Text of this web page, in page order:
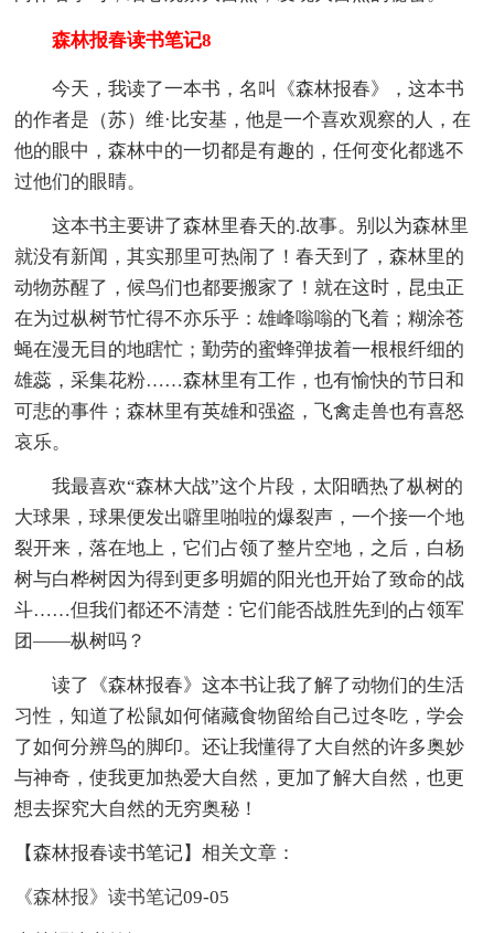
森林报春读书笔记8
今天，我读了一本书，名叫《森林报春》，这本书
的作者是（苏）维·比安基，他是一个喜欢观察的人，在
他的眼中，森林中的一切都是有趣的，任何变化都逃不
过他们的眼睛。
这本书主要讲了森林里春天的.故事。别以为森林里
就没有新闻，其实那里可热闹了！春天到了，森林里的
动物苏醒了，候鸟们也都要搬家了！就在这时，昆虫正
在为过枞树节忙得不亦乐乎：雄峰嗡嗡的飞着；糊涂苍
蝇在漫无目的地瞎忙；勤劳的蜜蜂弹拔着一根根纤细的
雄蕊，采集花粉……森林里有工作，也有愉快的节日和
可悲的事件；森林里有英雄和强盗，飞禽走兽也有喜怒
哀乐。
我最喜欢“森林大战”这个片段，太阳晒热了枞树的
大球果，球果便发出噼里啪啦的爆裂声，一个接一个地
裂开来，落在地上，它们占领了整片空地，之后，白杨
树与白桦树因为得到更多明媚的阳光也开始了致命的战
斗……但我们都还不清楚：它们能否战胜先到的占领军
团——枞树吗？
读了《森林报春》这本书让我了解了动物们的生活
习性，知道了松鼠如何储藏食物留给自己过冬吃，学会
了如何分辨鸟的脚印。还让我懂得了大自然的许多奥妙
与神奇，使我更加热爱大自然，更加了解大自然，也更
想去探究大自然的无穷奥秘！
【森林报春读书笔记】相关文章：
《森林报》读书笔记09-05